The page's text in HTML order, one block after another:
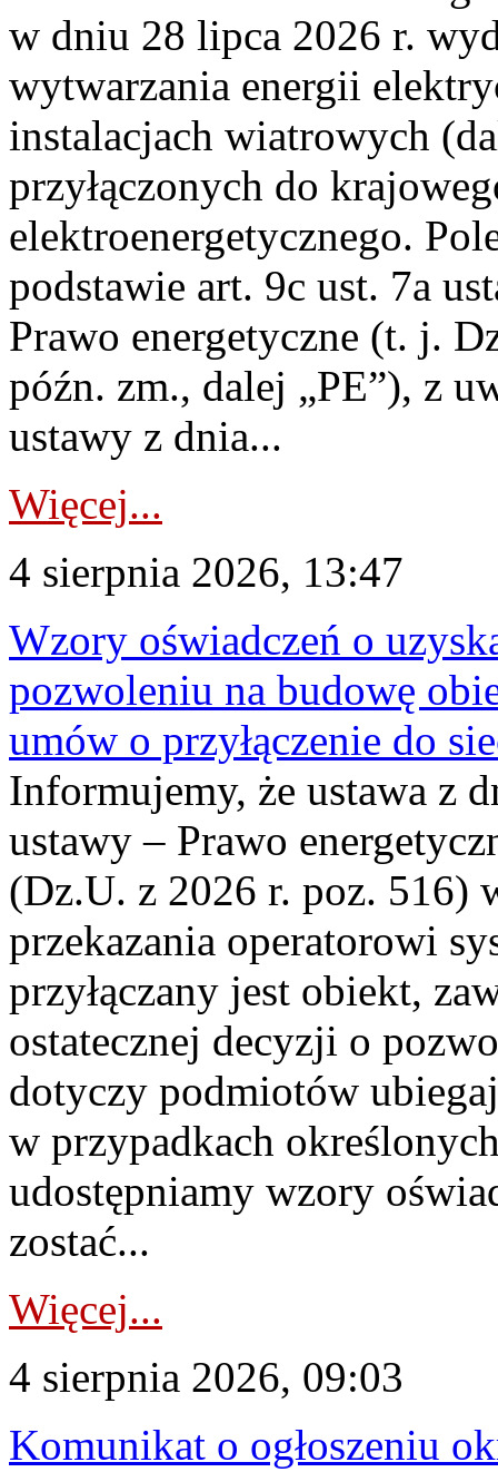
w dniu 28 lipca 2026 r.
wytwarzania energii
instalacjach wiatrowych
przyłączonych do
elektroenergetycznego.
podstawie art. 9c ust. 7a
Prawo energetyczne (t. j.
późn. zm., dalej „PE”), z
ustawy z dnia...
Więcej...
4 sierpnia 2026, 13:47
Wzory oświadczeń o
pozwoleniu na budowę
umów o przyłączenie do
Informujemy, że ustawa z
ustawy – Prawo
(Dz.U. z 2026 r. poz. 516)
przekazania operatorowi
przyłączany jest obiekt,
ostatecznej decyzji o
dotyczy podmiotów
w przypadkach
udostępniamy wzory
zostać...
Więcej...
4 sierpnia 2026, 09:03
Komunikat o ogłoszeniu